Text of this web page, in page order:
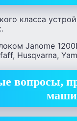
класса
Janome
Husqvarna,
вопросы,